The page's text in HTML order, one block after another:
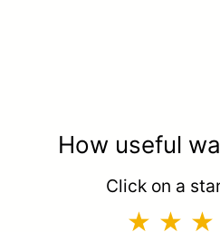
How useful
Click on a